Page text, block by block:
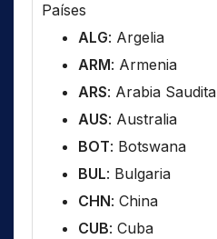
Países
ALG: Argelia
ARM: Armenia
ARS: Arabia Saudita
AUS: Australia
BOT: Botswana
BUL: Bulgaria
CHN: China
CUB: Cuba